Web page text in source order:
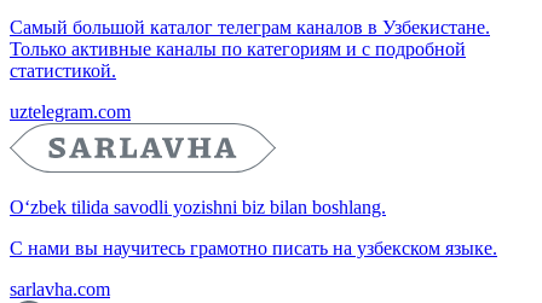
Самый большой каталог телеграм каналов в Узбекистане.
Только активные каналы по категориям и с подробной
статистикой.
uztelegram.com
O‘zbek tilida savodli yozishni biz bilan boshlang.
С нами вы научитесь грамотно писать на узбекском языке.
sarlavha.com